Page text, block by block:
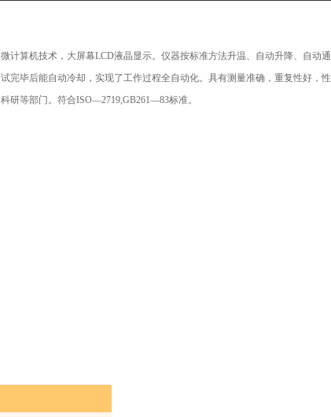
计算机技术，大屏幕LCD液晶显示。仪器按标准方法升温、自动升降、自动通
完毕后能自动冷却，实现了工作过程全自动化。具有测量准确，重复性好，性
研等部门。符合ISO—2719,GB261—83标准。